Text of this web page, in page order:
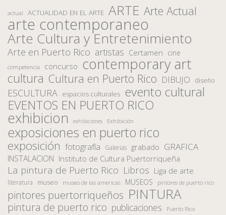
actual ACTUALIDAD EN EL ARTE ARTE Arte Actual
arte contemporaneo
Arte Cultura y Entretenimiento
Arte en Puerto Rico artistas Certamen cine
competencia concurso contemporary art
cultura Cultura en Puerto Rico DIBUJO diseño
ESCULTURA espacios culturales evento cultural
EVENTOS EN PUERTO RICO
exhibicion exhibiciones Exhibición
exposiciones en puerto rico
exposición fotografía Galerias grabado GRAFICA
INSTALACION Instituto de Cultura Puertorriqueña
La pintura de Puerto Rico Libros Liga de arte
literatura museo museo de las americas MUSEOS pintores de puerto rico
pintores puertorriqueños PINTURA
pintura de puerto rico publicaciones Puerto Rico